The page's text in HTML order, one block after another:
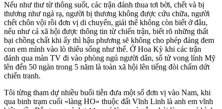
Nếu như thư từ thông suốt, các trận đánh thua tơi bời, chết và bị
thương như ngả rạ, người bị thương không được cứu chữa, người
chết chôn vội rồi đơn vị di chuyển, giải thể không còn biết ở đâu,
nếu như cả xã hội được thông tin từ chiến trận, biết rõ những thất
bại chồng chất khi ấy thì hậu phương sẽ không cho phép đảng đem
con em mình vào lò thiêu sống như thế. Ở Hoa Kỳ khi các trận
đánh qua màn TV đi vào phòng ngủ người dân, số tử vong lính Mỹ
lên đến 50 ngàn trong 5 năm là toàn xã hội lên tiếng đòi chấm dứt
chiến tranh.
Tôi từng tham dự nhiều buổi tiễn đưa một số đơn vị vào Nam, khi
qua binh trạm cuối «làng HO» thuộc đất Vĩnh Linh là anh em vĩnh